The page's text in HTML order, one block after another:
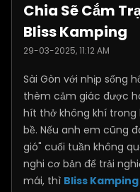
Chia Sẽ Cắm
Bliss Kamping
29-03-2025, 11:12 AM
Sài Gòn với nhịp sống
thèm cảm giác được
hít thở không khí trong
bề. Nếu anh em cũng
gió" cuối tuần không
nghi cơ bản để trải
mái, thì Bliss